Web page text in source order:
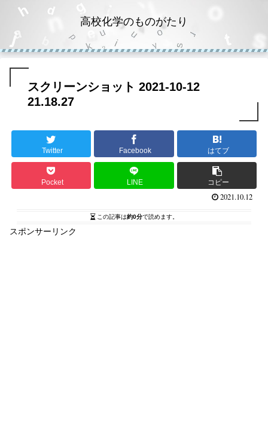
高校化学のものがたり
スクリーンショット 2021-10-12
21.18.27
Twitter Facebook はてブ
Pocket LINE コピー
2021.10.12
この記事は約0分で読めます。
スポンサーリンク